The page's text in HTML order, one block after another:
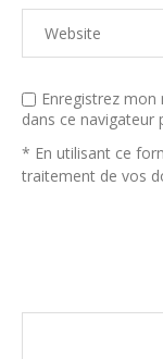
Enregistrez
dans ce
* En utilisant ce
traitement de vos